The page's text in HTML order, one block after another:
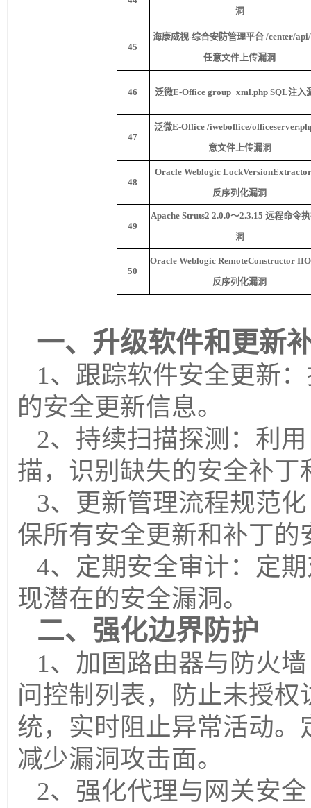
洞
45
海康威视-综合安防管理平台 /center/
任意文件上传漏洞
46 泛微E-Office group_xml.php SQL注入
47
泛微E-Office /iweboffice/
意文件上传漏洞
48
Oracle Weblogic
反序列化漏洞
49
Apache Struts2 2.0.0～2.3.15 远程命令
洞
50
Oracle Weblogic RemoteConstructor
反序列化漏洞
一、升级软件和更新
1、跟踪软件安全更新：
的安全更新信息。
2、持续扫描探测： 利
描，识别缺失的安全补丁
3、更新管理流程规范
保所有安全更新和补丁
4、定期安全审计： 定
现潜在的安全漏洞。
二、强化边界防护
1、加固路由器与防火
问控制列表，防止未授
统，实时阻止异常活动
减少漏洞攻击面。
2、强化代理与网关安